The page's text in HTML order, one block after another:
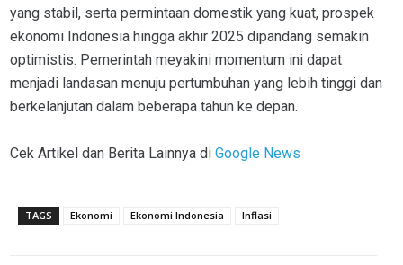
yang stabil, serta permintaan domestik yang kuat, prospek
ekonomi Indonesia hingga akhir 2025 dipandang semakin
optimistis. Pemerintah meyakini momentum ini dapat
menjadi landasan menuju pertumbuhan yang lebih tinggi dan
berkelanjutan dalam beberapa tahun ke depan.
Cek Artikel dan Berita Lainnya di Google News
TAGS Ekonomi Ekonomi Indonesia Inflasi